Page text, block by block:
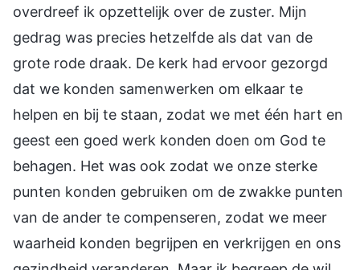
overdreef ik opzettelijk over de zuster. Mijn
gedrag was precies hetzelfde als dat van de
grote rode draak. De kerk had ervoor gezorgd
dat we konden samenwerken om elkaar te
helpen en bij te staan, zodat we met één hart en
geest een goed werk konden doen om God te
behagen. Het was ook zodat we onze sterke
punten konden gebruiken om de zwakke punten
van de ander te compenseren, zodat we meer
waarheid konden begrijpen en verkrijgen en ons